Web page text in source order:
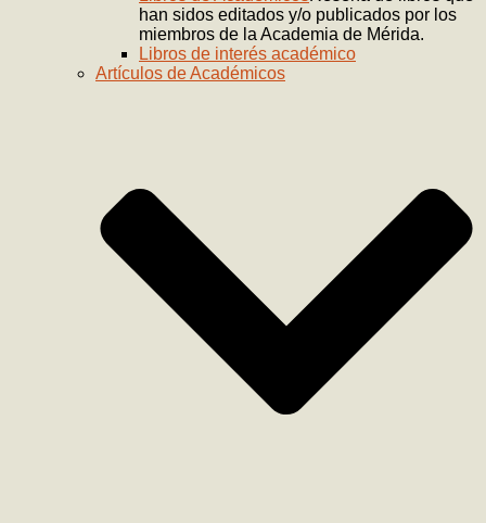
han sidos editados y/o publicados por los
miembros de la Academia de Mérida.
Libros de interés académico
Artículos de Académicos